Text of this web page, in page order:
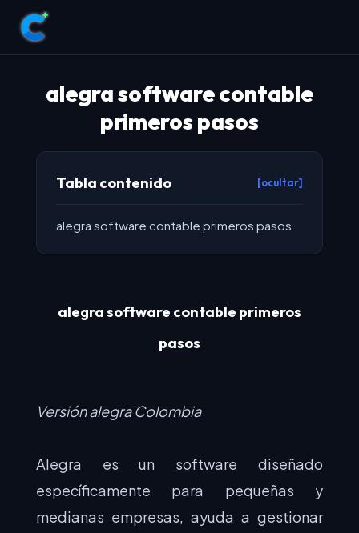
alegra software contable
primeros pasos
Tabla contenido [ocultar]
alegra software contable primeros pasos
alegra software contable primeros
pasos
Versión alegra Colombia
Alegra es un software diseñado
específicamente para pequeñas y
medianas empresas, ayuda a gestionar